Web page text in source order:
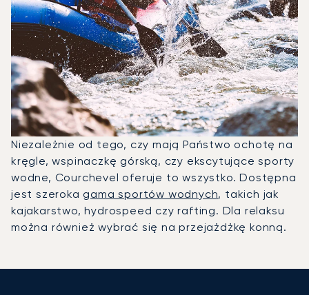
Niezależnie od tego, czy mają Państwo ochotę na
kręgle, wspinaczkę górską, czy ekscytujące sporty
wodne, Courchevel oferuje to wszystko. Dostępna
jest szeroka gama sportów wodnych, takich jak
kajakarstwo, hydrospeed czy rafting. Dla relaksu
można również wybrać się na przejażdżkę konną.